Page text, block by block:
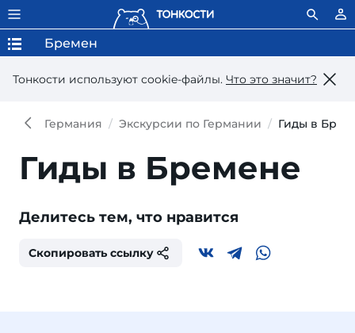
Тонкости используют сookie-файлы. Что это значит?
Бремен
Германия Экскурсии по Германии Гиды в
Гиды в Бремене
Делитесь тем, что нравится
Скопировать ссылку